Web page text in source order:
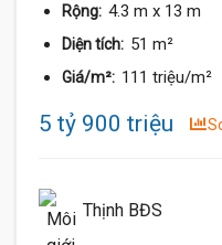
Rộng: 4.3 m x 13 m
Diện tích: 51 m²
Giá/m²: 111 triệu/m²
5 tỷ 900 triệu
Thịnh BĐS